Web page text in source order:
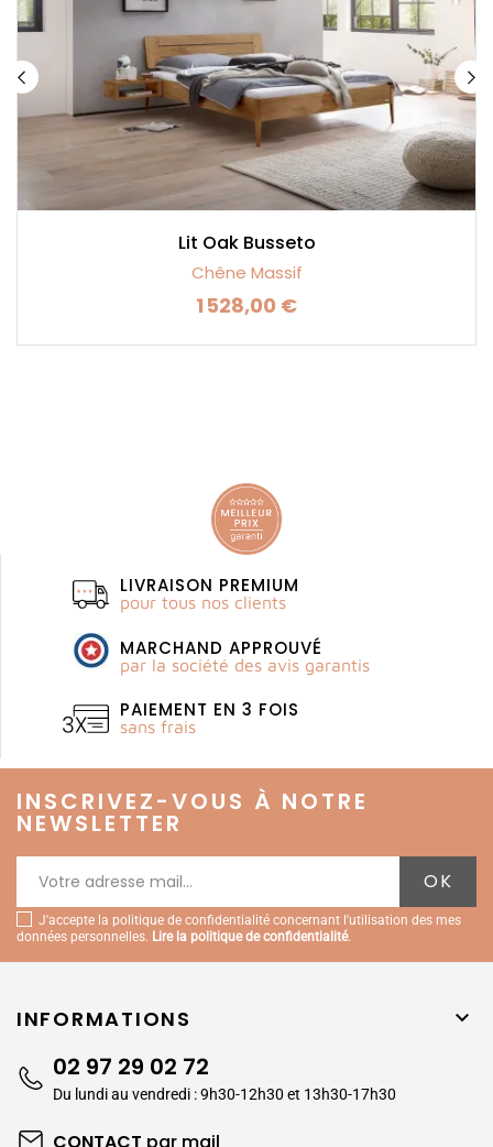
Lit Oak Busseto
Chêne Massif
Prix
1 528,00 €
LIVRAISON PREMIUM
pour tous nos clients
MARCHAND APPROUVÉ
par la société des avis garantis
PAIEMENT EN 3 FOIS
sans frais
INSCRIVEZ-VOUS À NOTRE
NEWSLETTER
J'accepte la politique de confidentialité concernant l'utilisation des mes
données personnelles. Lire la politique de confidentialité.
INFORMATIONS 
02 97 29 02 72
Du lundi au vendredi : 9h30-12h30 et 13h30-17h30